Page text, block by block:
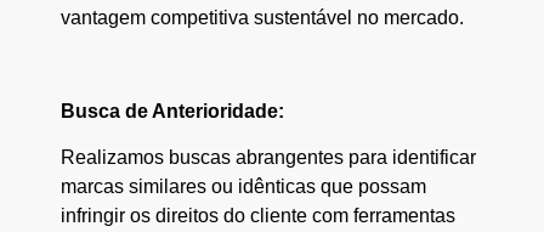
vantagem competitiva sustentável no mercado.
Busca de Anterioridade:
Realizamos buscas abrangentes para identificar
marcas similares ou idênticas que possam
infringir os direitos do cliente com ferramentas